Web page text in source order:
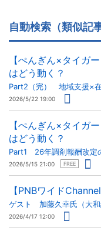
自動検索（類似記
【ぺんぎん×タイガ
はどう動く？
Part2（完） 地域支援×
2026/5/22 19:00
【ぺんぎん×タイガ
はどう動く？
Part1 26年調剤報酬改定
2026/5/15 21:00 FREE
【PNBワイド
ゲスト 加藤久幸氏（大和
2026/4/17 12:00